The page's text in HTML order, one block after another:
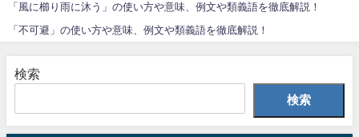
「風に櫛り雨に沐う」の使い方や意味、例文や類義語を徹底解説！
「不可避」の使い方や意味、例文や類義語を徹底解説！
検索
検索